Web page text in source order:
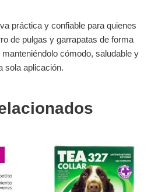
práctica y confiable para quienes
de pulgas y garrapatas de forma
cómodo, saludable y
sola aplicación.